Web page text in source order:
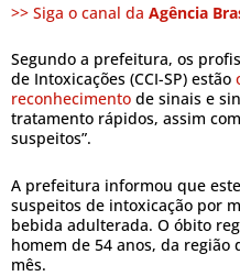
>> Siga o canal da Agência
Segundo a prefeitura, os
de Intoxicações (CCI-SP) estão
reconhecimento de sinais e
tratamento rápidos, assim
suspeitos”.
A prefeitura informou que
suspeitos de intoxicação por
bebida adulterada. O óbito
homem de 54 anos, da região
mês.